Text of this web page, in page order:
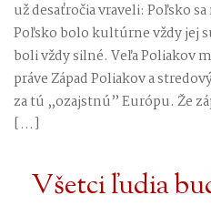
už desaťročia vraveli: Poľsko
Poľsko bolo kultúrne vždy jej
boli vždy silné. Veľa Poliakov
práve Západ Poliakov a
za tú „ozajstnú” Európu. Že
[…]
Všetci ľudia